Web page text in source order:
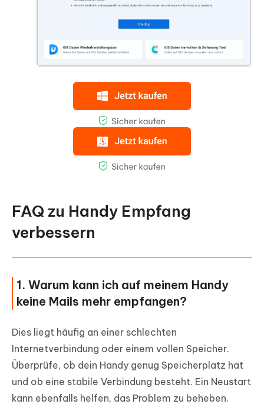
FAQ zu Handy Empfang
verbessern
1. Warum kann ich auf meinem Handy
keine Mails mehr empfangen?
Dies liegt häufig an einer schlechten
Internetverbindung oder einem vollen Speicher.
Überprüfe, ob dein Handy genug Speicherplatz hat
und ob eine stabile Verbindung besteht. Ein Neustart
kann ebenfalls helfen, das Problem zu beheben.